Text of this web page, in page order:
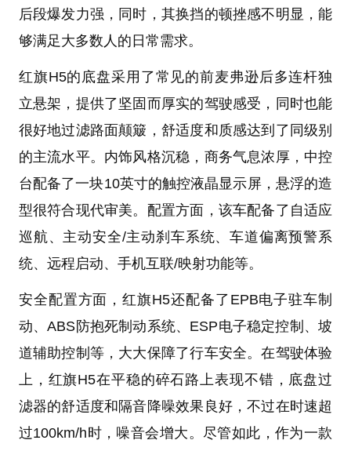
后段爆发力强，同时，其换挡的顿挫感不明显，能
够满足大多数人的日常需求。
红旗H5的底盘采用了常见的前麦弗逊后多连杆独
立悬架，提供了坚固而厚实的驾驶感受，同时也能
很好地过滤路面颠簸，舒适度和质感达到了同级别
的主流水平。内饰风格沉稳，商务气息浓厚，中控
台配备了一块10英寸的触控液晶显示屏，悬浮的造
型很符合现代审美。配置方面，该车配备了自适应
巡航、主动安全/主动刹车系统、车道偏离预警系
统、远程启动、手机互联/映射功能等。
安全配置方面，红旗H5还配备了EPB电子驻车制
动、ABS防抱死制动系统、ESP电子稳定控制、坡
道辅助控制等，大大保障了行车安全。在驾驶体验
上，红旗H5在平稳的碎石路上表现不错，底盘过
滤器的舒适度和隔音降噪效果良好，不过在时速超
过100km/h时，噪音会增大。尽管如此，作为一款